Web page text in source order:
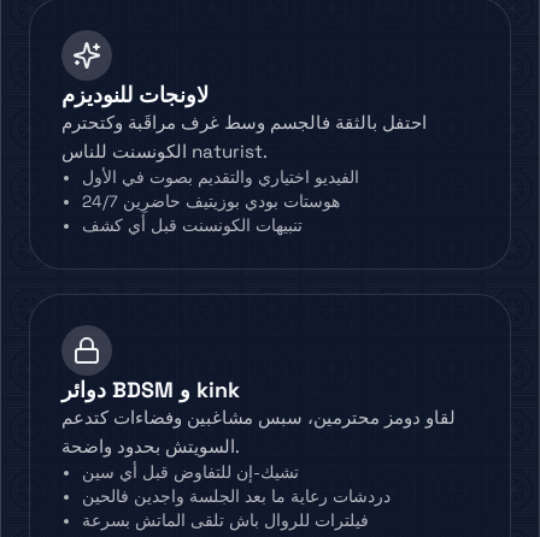
لاونجات للنوديزم
احتفل بالثقة فالجسم وسط غرف مراقَبة وكتحترم
الكونسنت للناس naturist.
الفيديو اختياري والتقديم بصوت في الأول
هوستات بودي بوزيتيف حاضرِين 24/7
تنبيهات الكونسنت قبل أي كشف
دوائر BDSM و kink
لقاو دومز محترمين، سبس مشاغبين وفضاءات كتدعم
السويتش بحدود واضحة.
تشيك-إن للتفاوض قبل أي سين
دردشات رعاية ما بعد الجلسة واجدين فالحين
فيلترات للروال باش تلقى الماتش بسرعة